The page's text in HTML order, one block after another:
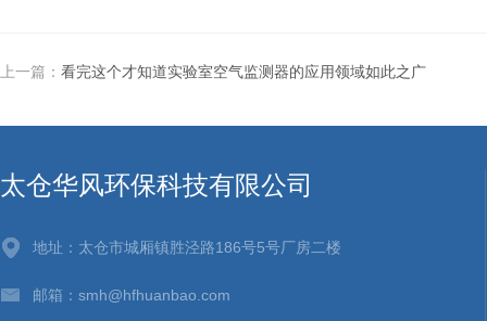
上一篇： 看完这个才知道实验室空气监测器的应用领域如此之广
太仓华风环保科技有限公司
地址：太仓市城厢镇胜泾路186号5号厂房二楼
邮箱：smh@hfhuanbao.com